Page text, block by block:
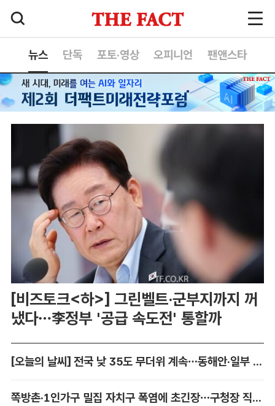
뉴스 단독 포토·영상 오피니언 팬앤스타
[비즈토크<하>] 그린벨트·군부지까지 꺼
냈다…李정부 '공급 속도전' 통할까
[오늘의 날씨] 전국 낮 35도 무더위 계속…동해안·일부 지역 비
쪽방촌·1인가구 밀집 자치구 폭염에 초긴장…구청장 직접 챙긴다